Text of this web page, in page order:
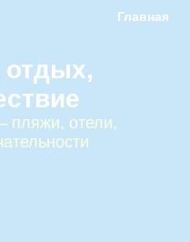
Главная
отдых,
пляжи, отели,